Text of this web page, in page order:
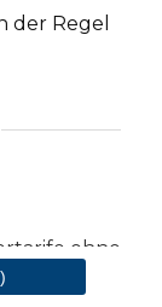
der Regel
ohne
180